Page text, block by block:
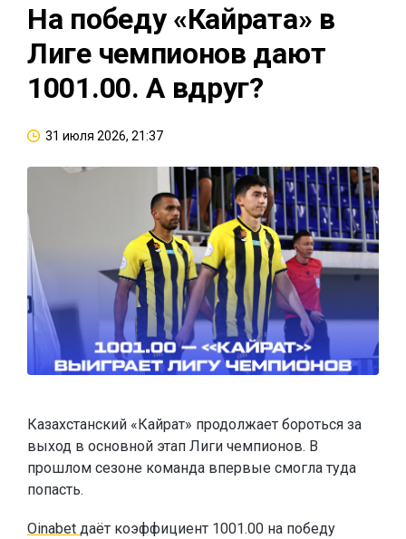
На победу «Кайрата» в
Лиге чемпионов дают
1001.00. А вдруг?
31 июля 2026, 21:37
Казахстанский «Кайрат» продолжает бороться за
выход в основной этап Лиги чемпионов. В
прошлом сезоне команда впервые смогла туда
попасть.
Oinabet даёт коэффициент 1001.00 на победу